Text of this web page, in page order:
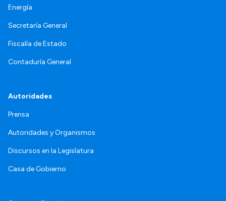
Energía
Secretaría General
Fiscalía de Estado
Contaduría General
Autoridades
Prensa
Autoridades y Organismos
Discursos en la Legislatura
Casa de Gobierno